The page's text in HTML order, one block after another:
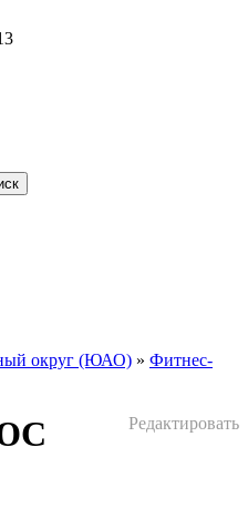
округ (ЮАО) » Фитнес-
Редактировать